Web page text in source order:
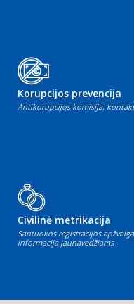
Korupcijos prevencija
Antikorupcijos komisija,
Civilinė metrikacija
Santuokos registracijos
informacija jaunavedžiams